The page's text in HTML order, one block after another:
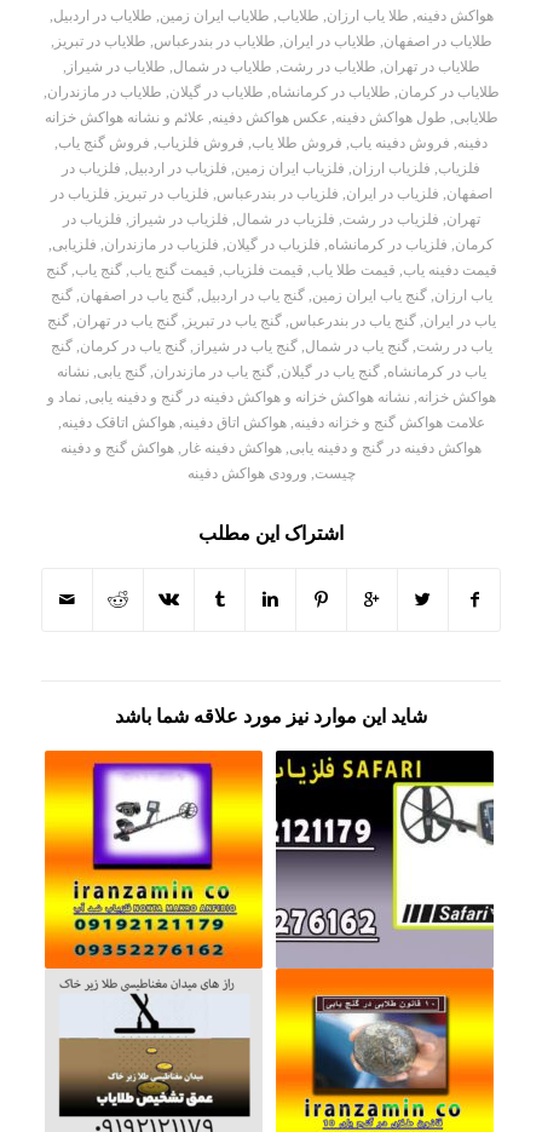
هواکش دفینه, طلا یاب ارزان, طلایاب, طلایاب ایران زمین, طلایاب در اردبیل,
طلایاب در اصفهان, طلایاب در ایران, طلایاب در بندرعباس, طلایاب در تبریز ,
طلایاب در تهران, طلایاب در رشت, طلایاب در شمال, طلایاب در شیراز ,
طلایاب در کرمان, طلایاب در کرمانشاه, طلایاب در گیلان, طلایاب در مازندران,
طلایابی, طول هواکش دفینه, عکس هواکش دفینه, علائم و نشانه هواکش خزانه
دفینه, فروش دفینه یاب, فروش طلا یاب, فروش فلزیاب, فروش گنج یاب,
فلزیاب, فلزیاب ارزان, فلزیاب ایران زمین, فلزیاب در اردبیل, فلزیاب در
اصفهان, فلزیاب در ایران, فلزیاب در بندرعباس, فلزیاب در تبریز , فلزیاب در
تهران, فلزیاب در رشت, فلزیاب در شمال, فلزیاب در شیراز , فلزیاب در
کرمان, فلزیاب در کرمانشاه, فلزیاب در گیلان, فلزیاب در مازندران, فلزیابی,
قیمت دفینه یاب, قیمت طلا یاب, قیمت فلزیاب, قیمت گنج یاب,گنج یاب,گنج
یاب ارزان,گنج یاب ایران زمین,گنج یاب در اردبیل,گنج یاب در اصفهان,گنج
یاب در ایران,گنج یاب در بندرعباس,گنج یاب در تبریز ,گنج یاب در تهران,گنج
یاب در رشت,گنج یاب در شمال,گنج یاب در شیراز ,گنج یاب در کرمان,گنج
یاب در کرمانشاه,گنج یاب در گیلان,گنج یاب در مازندران,گنج یابی,نشانه
هواکش خزانه,نشانه هواکش خزانه و هواکش دفینه در گنج و دفینه یابی,نماد و
علامت هواکش گنج و خزانه دفینه,هواکش اتاق دفینه,هواکش اتاقک دفینه,
هواکش دفینه در گنج و دفینه یابی, هواکش دفینه غار , هواکش گنج و دفینه
چیست, ورودی هواکش دفینه
اشتراک این مطلب
شاید این موارد نیز مورد علاقه شما باشد